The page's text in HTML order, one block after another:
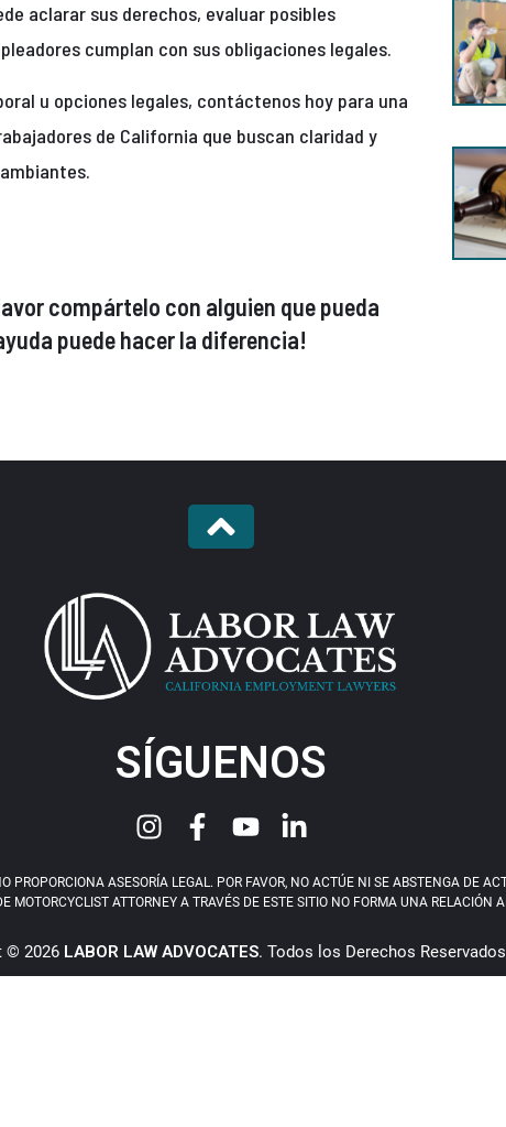
aclarar sus derechos, evaluar posibles
cumplan con sus obligaciones legales.
u opciones legales, contáctenos hoy para una
de California que buscan claridad y
compártelo con alguien que pueda
puede hacer la diferencia!
SÍGUENOS
ASESORÍA LEGAL. POR FAVOR, NO ACTÚE NI SE ABSTENGA DE
MOTORCYCLIST ATTORNEY A TRAVÉS DE ESTE SITIO NO FORMA UNA RELACIÓN
© 2026 LABOR LAW ADVOCATES. Todos los Derechos